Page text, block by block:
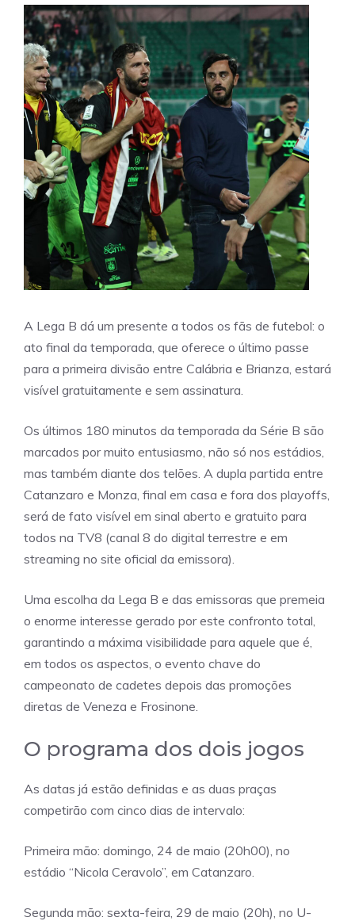
A Lega B dá um presente a todos os fãs de futebol: o
ato final da temporada, que oferece o último passe
para a primeira divisão entre Calábria e Brianza, estará
visível gratuitamente e sem assinatura.
Os últimos 180 minutos da temporada da Série B são
marcados por muito entusiasmo, não só nos estádios,
mas também diante dos telões. A dupla partida entre
Catanzaro e Monza, final em casa e fora dos playoffs,
será de fato visível em sinal aberto e gratuito para
todos na TV8 (canal 8 do digital terrestre e em
streaming no site oficial da emissora).
Uma escolha da Lega B e das emissoras que premeia
o enorme interesse gerado por este confronto total,
garantindo a máxima visibilidade para aquele que é,
em todos os aspectos, o evento chave do
campeonato de cadetes depois das promoções
diretas de Veneza e Frosinone.
O programa dos dois jogos
As datas já estão definidas e as duas praças
competirão com cinco dias de intervalo:
Primeira mão: domingo, 24 de maio (20h00), no
estádio “Nicola Ceravolo”, em Catanzaro.
Segunda mão: sexta-feira, 29 de maio (20h), no U-